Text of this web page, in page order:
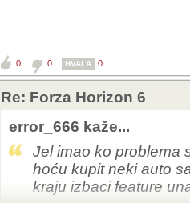
0 0 HVALA 0
Re: Forza Horizon 6
error_666 kaže...
Jel imao ko problema
hoću kupit neki auto
kraju izbaci feature